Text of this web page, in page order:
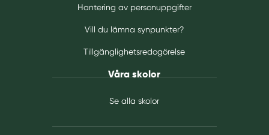
Hantering av personuppgifter
Vill du lämna synpunkter?
Tillgänglighetsredogörelse
Våra skolor
Se alla skolor